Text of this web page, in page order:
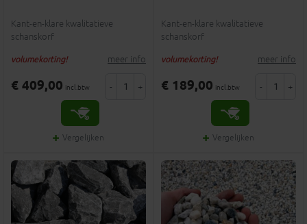
Kant-en-klare kwalitatieve
schanskorf
volumekorting! meer info
€ 409,00 incl.btw - +
Vergelijken
Kant-en-klare kwalitatieve
schanskorf
volumekorting! meer info
€ 189,00 incl.btw - +
Vergelijken